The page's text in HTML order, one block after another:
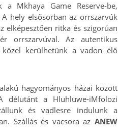
a Mkhaya Game Reserve-be,
hely elsősorban az orrszarvúk
elképesztően ritka és szigorúan
orrszarvúval. Az autentikus
kerülhetünk a vadon élő
hagyományos házai között
délutánt a Hluhluwe-iMfolozi
és vadlesre indulunk a
Szállás és vacsora az ANEW